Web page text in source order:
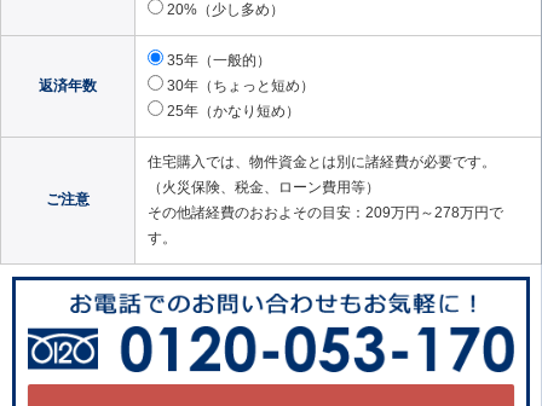
20%（少し多め）
返済年数
35年（一般的）
30年（ちょっと短め）
25年（かなり短め）
ご注意
住宅購入では、物件資金とは別に諸経費が必要です。
（火災保険、税金、ローン費用等）
その他諸経費のおおよその目安：209万円～278万円で
す。